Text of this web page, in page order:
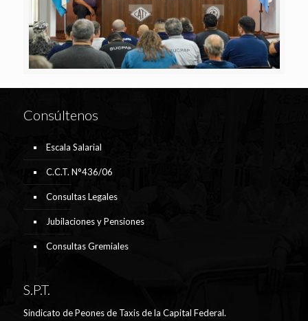
Consúltenos
Escala Salarial
C.C.T. N°436/06
Consultas Legales
Jubilaciones y Pensiones
Consultas Gremiales
S.P.T.
Sindicato de Peones de Taxis de la Capital Federal.